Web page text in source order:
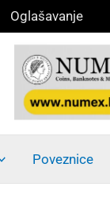
Oglašavanje
Poveznice